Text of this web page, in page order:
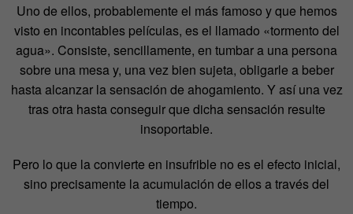
Uno de ellos, probablemente el más famoso y que hemos
visto en incontables películas, es el llamado «tormento del
agua». Consiste, sencillamente, en tumbar a una persona
sobre una mesa y, una vez bien sujeta, obligarle a beber
hasta alcanzar la sensación de ahogamiento. Y así una vez
tras otra hasta conseguir que dicha sensación resulte
insoportable.
Pero lo que la convierte en insufrible no es el efecto inicial,
sino precisamente la acumulación de ellos a través del
tiempo.